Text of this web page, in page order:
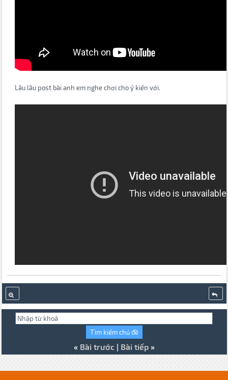
Lâu lâu post bài anh em nghe chơi cho ý kiến với.
« Bài trước| Bài tiếp»